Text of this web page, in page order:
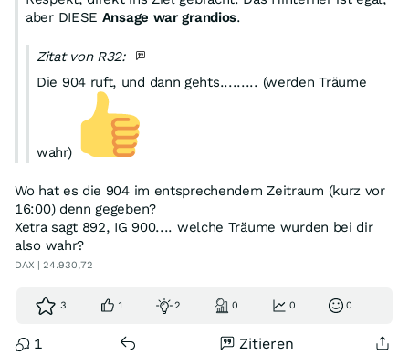
aber DIESE Ansage war grandios.
Zitat von R32:
Die 904 ruft, und dann gehts......... (werden Träume
wahr)
Wo hat es die 904 im entsprechendem Zeitraum (kurz vor
16:00) denn gegeben?
Xetra sagt 892, IG 900.... welche Träume wurden bei dir
also wahr?
DAX | 24.930,72
3 1 2 0 0 0
1 Zitieren